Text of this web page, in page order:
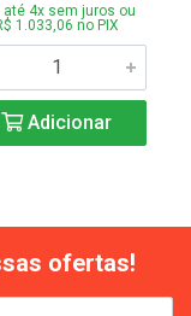
até 4x sem juros ou
1.033,06 no PIX
Adicionar
ofertas!